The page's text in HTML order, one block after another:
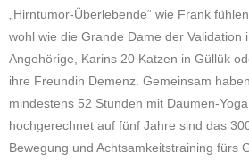
„Hirntumor-Überlebende“ wie Frank
wohl wie die Grande Dame der Validation
Angehörige, Karins 20 Katzen in Güllük
ihre Freundin Demenz. Gemeinsam
mindestens 52 Stunden mit Daumen-
hochgerechnet auf fünf Jahre sind das
Bewegung und Achtsamkeitstraining fürs